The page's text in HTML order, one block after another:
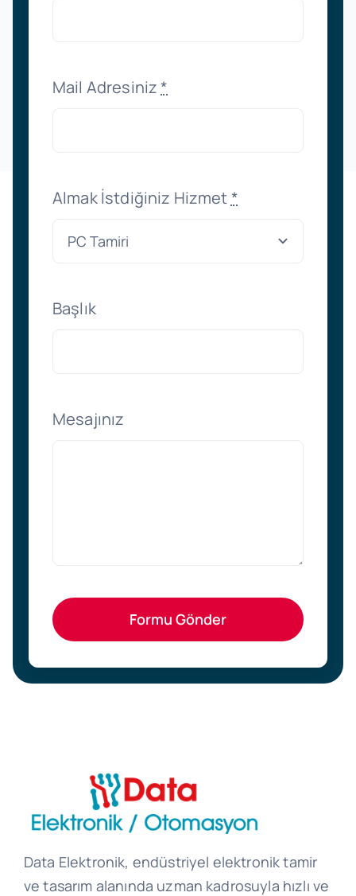
Mail Adresiniz*
Almak İstdiğiniz Hizmet*
Başlık
Mesajınız
Formu Gönder
Data Elektronik, endüstriyel elektronik tamir
ve tasarım alanında uzman kadrosuyla hızlı ve